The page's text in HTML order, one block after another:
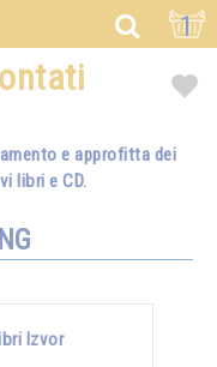
1
e approfitta dei
libri e CD.
Izvor